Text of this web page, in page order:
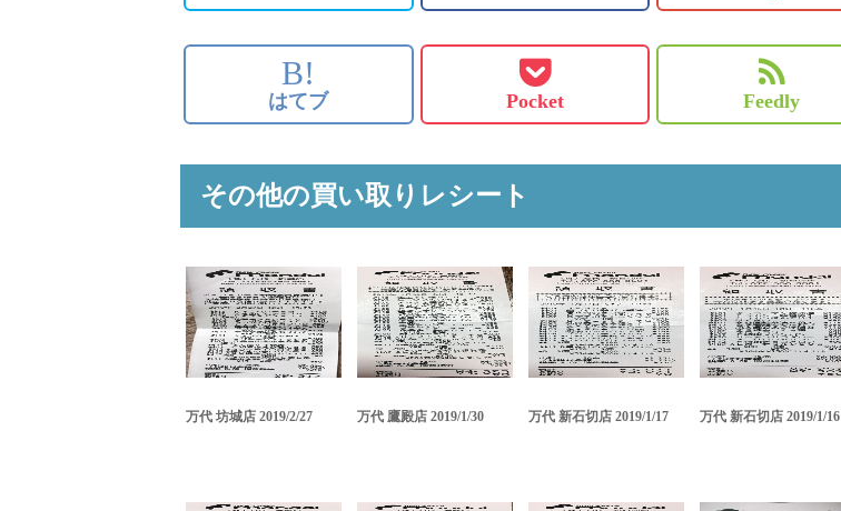
B!
はてブ Pocket Feedly
その他の買い取りレシート
万代 坊城店 2019/2/27 万代 鷹殿店 2019/1/30 万代 新石切店 2019/1/17 万代 新石切店 2019/1/16